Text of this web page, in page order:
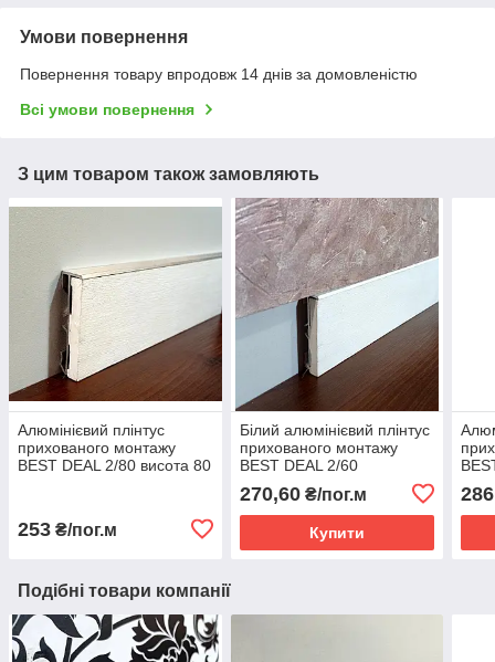
Умови повернення
Повернення товару впродовж 14 днів за домовленістю
Всі умови повернення
З цим товаром також замовляють
Алюмінієвий плінтус
прихованого монтажу
BEST DEAL 2/80 висота 80
253 ₴/пог.м
Білий алюмінієвий плінтус
прихованого монтажу
BEST DEAL 2/60
білосніжний матовий 60
мм, довжина 2,5 м
270,60₴/пог.м
Купити
286
Подібні товари компанії